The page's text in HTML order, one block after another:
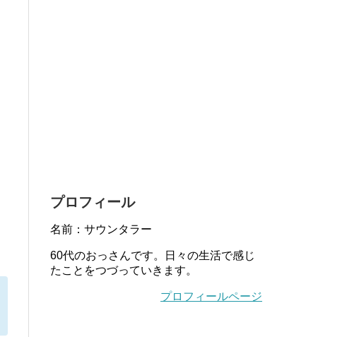
プロフィール
名前：サウンタラー
60代のおっさんです。日々の生活で感じ
たことをつづっていきます。
プロフィールページ